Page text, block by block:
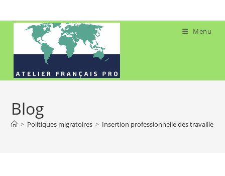
to
content
Menu
Blog
> Politiques migratoires > Insertion professionnelle des travailleurs